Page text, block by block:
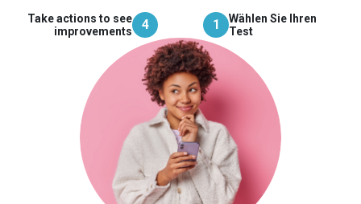
Take actions to see
improvements
4 1
Wählen Sie Ihren
Test